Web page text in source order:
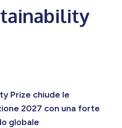
Prize chiude le
2027 con una forte
globale